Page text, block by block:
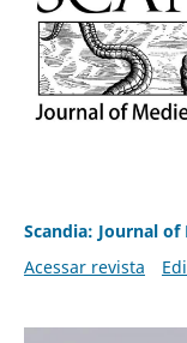
Scandia: Journal
Acessar revista